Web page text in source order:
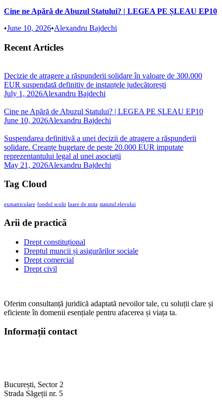
Cine ne Apără de Abuzul Statului? | LEGEA PE ȘLEAU EP10
•June 10, 2026•Alexandru Bajdechi
Recent Articles
Decizie de atragere a răspunderii solidare în valoare de 300.000
EUR suspendată definitiv de instanțele judecătorești
July 1, 2026Alexandru Bajdechi
Cine ne Apără de Abuzul Statului? | LEGEA PE ȘLEAU EP10
June 10, 2026Alexandru Bajdechi
Suspendarea definitivă a unei decizii de atragere a răspunderii
solidare. Creanțe bugetare de peste 20.000 EUR imputate
reprezentantului legal al unei asociații
May 21, 2026Alexandru Bajdechi
Tag Cloud
exmatriculare fondul scolii luare de mita statutul elevului
Arii de practică
Drept constituțional
Dreptul muncii și asigurărilor sociale
Drept comercial
Drept civil
Oferim consultanță juridică adaptată nevoilor tale, cu soluții clare și
eficiente în domenii esențiale pentru afacerea și viața ta.
Informații contact
București, Sector 2
Strada Săgeții nr. 5